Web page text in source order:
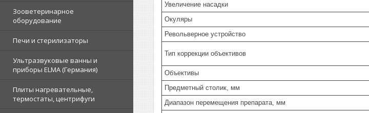
Зооветеринарное
оборудование
Печи и стерилизаторы
Ультразвуковые ванны и
приборы ELMA (Германия)
Плиты нагревательные,
термостаты, центрифуги
Увеличение насадки
Окуляры
Револьверное устройство
Тип коррекции объективов
Объективы
Предметный столик, мм
Диапазон перемещения препарата, мм